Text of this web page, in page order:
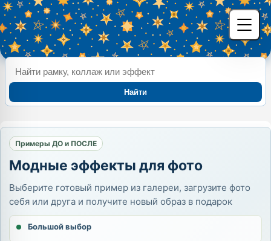
Найти
Примеры ДО и ПОСЛЕ
Модные эффекты для фото
Выберите готовый пример из галереи, загрузите фото
себя или друга и получите новый образ в подарок
Большой выбор